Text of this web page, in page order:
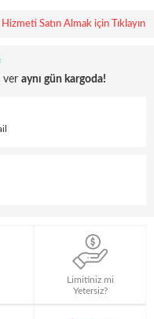
Satın Almak için Tıklayın
ver aynı gün kargoda!
Limitiniz mi
Yetersiz?